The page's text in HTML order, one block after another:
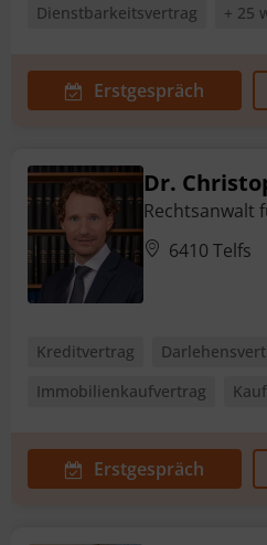
Dienstbarkeitsvertrag
+ 25
Erstgespräch
Dr.
Rechtsanwalt
6410 Telfs
Kreditvertrag
Immobilienkaufvertrag
Erstgespräch